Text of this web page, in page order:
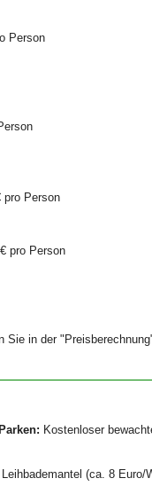
Person
pro Person
pro Person
Sie in der
Kostenloser
(ca. 8 Euro/